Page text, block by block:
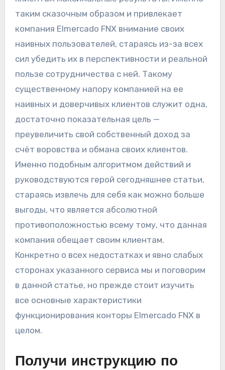
таким сказочным образом и привлекает
компания Elmercado FNX внимание своих
наивных пользователей, стараясь из-за всех
сил убедить их в перспективности и реальной
пользе сотрудничества с ней. Такому
существенному напору компанией на ее
наивных и доверчивых клиентов служит одна,
достаточно показательная цель —
преувеличить свой собственный доход за
счёт воровства и обмана своих клиентов.
Именно подобным алгоритмом действий и
руководствуются герой сегодняшнее статьи,
стараясь извлечь для себя как можно больше
выгоды, что является абсолютной
противоположностью всему тому, что данная
компания обещает своим клиентам.
Конкретно о всех недостатках и явно слабых
сторонах указанного сервиса мы и поговорим
в данной статье, но прежде стоит изучить
все основные характеристики
функционирования конторы Elmercado FNX в
целом.
Получи инструкцию по